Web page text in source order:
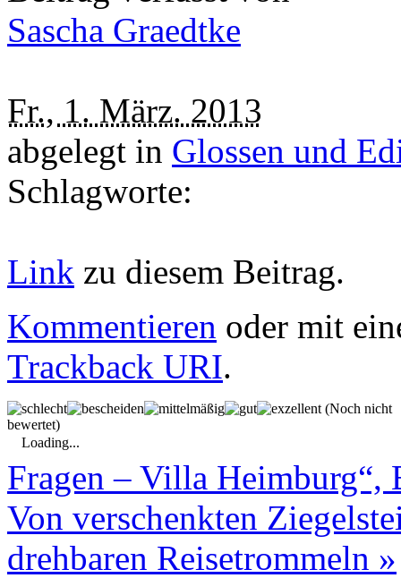
Sascha Graedtke
Fr., 1. März. 2013
abgelegt in Glossen und
Schlagworte:
Link zu diesem Beitrag.
Kommentieren oder mit
Trackback URI.
(Noch nicht
bewertet)
Loading...
Fragen – Villa Heimburg“,
Von verschenkten
drehbaren Reisetrommeln »